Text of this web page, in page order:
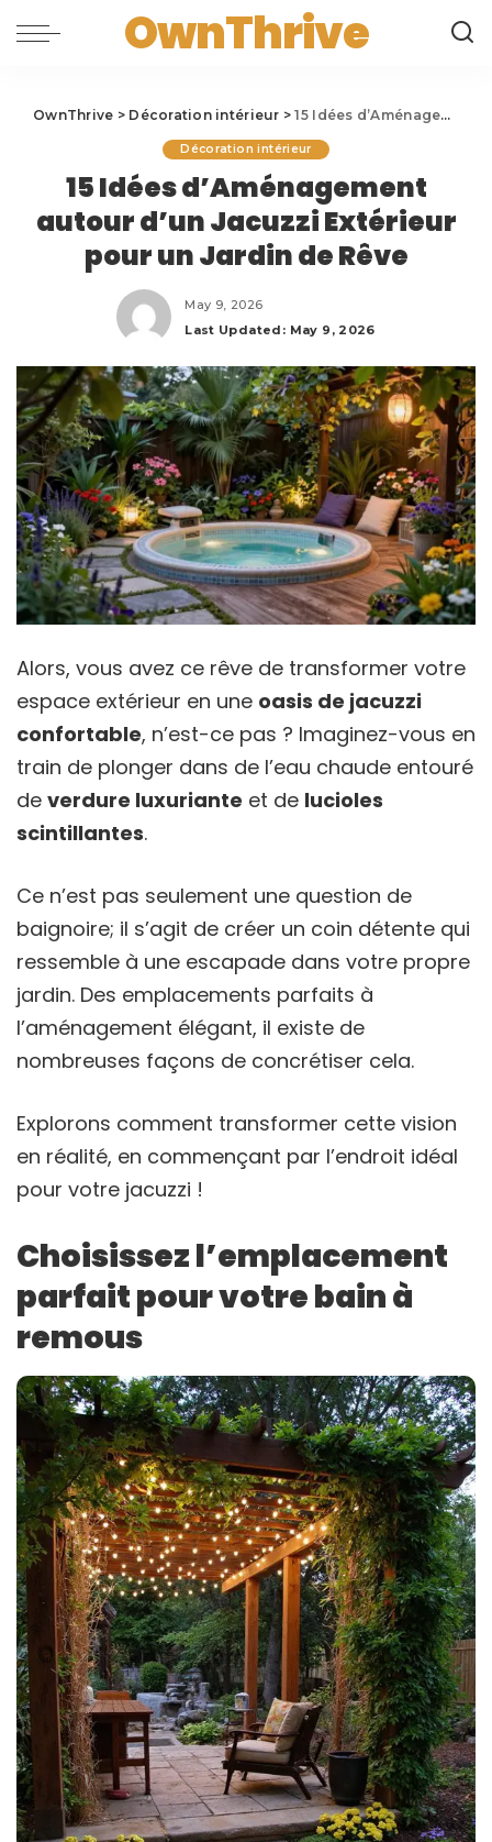
OwnThrive
OwnThrive > Décoration intérieur >15 Idées d’Aménagement autour d’un Jacuzzi Extérieur pour un Jardin de Rêve
Décoration intérieur
15 Idées d’Aménagement
autour d’un Jacuzzi Extérieur
pour un Jardin de Rêve
May 9, 2026
Last Updated: May 9, 2026
Alors, vous avez ce rêve de transformer votre
espace extérieur en une oasis de jacuzzi
confortable, n’est-ce pas ? Imaginez-vous en
train de plonger dans de l’eau chaude entouré
de verdure luxuriante et de lucioles
scintillantes.
Ce n’est pas seulement une question de
baignoire; il s’agit de créer un coin détente qui
ressemble à une escapade dans votre propre
jardin. Des emplacements parfaits à
l’aménagement élégant, il existe de
nombreuses façons de concrétiser cela.
Explorons comment transformer cette vision
en réalité, en commençant par l’endroit idéal
pour votre jacuzzi !
Choisissez l’emplacement
parfait pour votre bain à
remous